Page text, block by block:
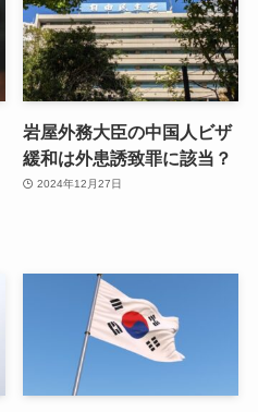
岩屋外務大臣の中国人ビザ
緩和は外患誘致罪に該当？
2024年12月27日